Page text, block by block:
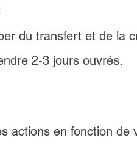
du transfert et de la
2-3 jours ouvrés.
actions en fonction de